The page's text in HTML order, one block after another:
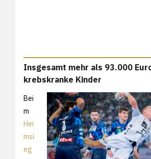
Insgesamt mehr als 93.000
krebskranke Kinder
Bei
m
Hei
msi
eg